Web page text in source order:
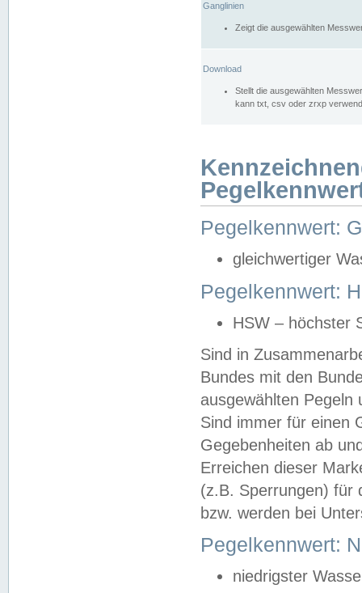
Ganglinien
Zeigt die ausgewählten
Download
Stellt die ausgewählten
kann txt, csv oder zrxp
Pegelkennwert:
gleichwertiger
Pegelkennwert:
HSW – höchster
Sind in
Bundes mit den
ausgewählten
Sind immer für einen
Gegebenheiten ab
Erreichen dieser
(z.B. Sperrungen) für
bzw. werden bei
Pegelkennwert:
niedrigster